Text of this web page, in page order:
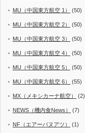
MU（中国東方航空 1） (50)
MU（中国東方航空 2） (50)
MU（中国東方航空 3） (50)
MU（中国東方航空 4） (50)
MU（中国東方航空 5） (50)
MU（中国東方航空 6） (55)
MX（メキシカーナ航空） (2)
NEWS（機内食News） (7)
NF（エアーバヌアツ） (1)